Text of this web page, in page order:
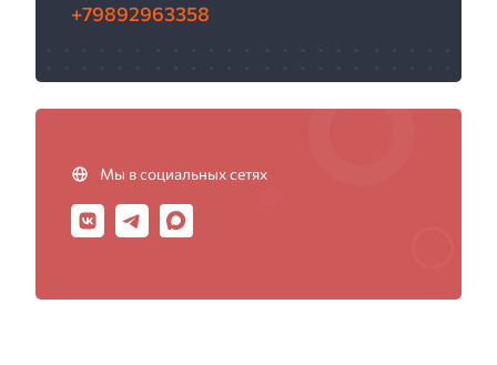
+79892963358
Мы в социальных сетях